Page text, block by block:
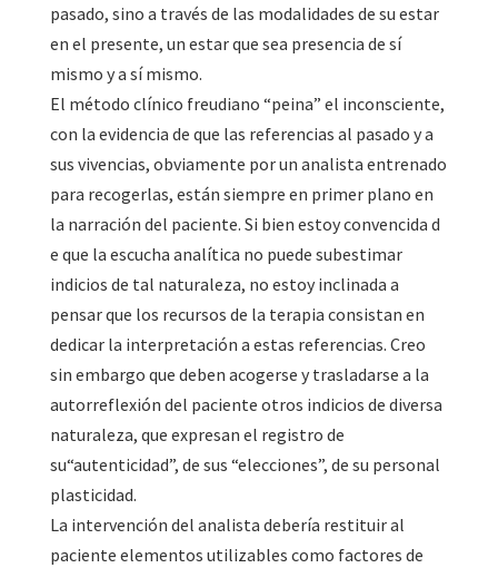
pasado, sino a través de las modalidades de su estar
en el presente, un estar que sea presencia de sí
mismo y a sí mismo.
El método clínico freudiano “peina” el inconsciente,
con la evidencia de que las referencias al pasado y a
sus vivencias, obviamente por un analista entrenado
para recogerlas, están siempre en primer plano en
la narración del paciente. Si bien estoy convencida d
e que la escucha analítica no puede subestimar
indicios de tal naturaleza, no estoy inclinada a
pensar que los recursos de la terapia consistan en
dedicar la interpretación a estas referencias. Creo
sin embargo que deben acogerse y trasladarse a la
autorreflexión del paciente otros indicios de diversa
naturaleza, que expresan el registro de
su“autenticidad”, de sus “elecciones”, de su personal
plasticidad.
La intervención del analista debería restituir al
paciente elementos utilizables como factores de